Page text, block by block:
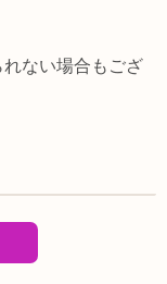
ない場合もござ